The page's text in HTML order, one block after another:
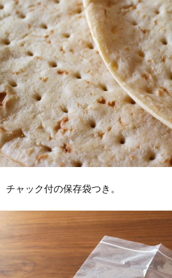
チャック付の保存袋つき。